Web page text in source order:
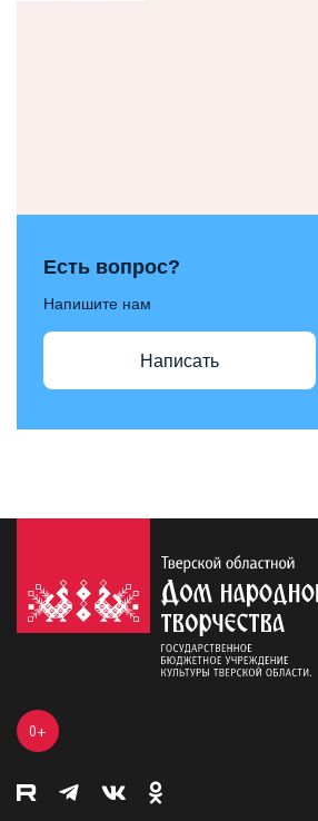
Есть вопрос?
Напишите нам
Написать
0+